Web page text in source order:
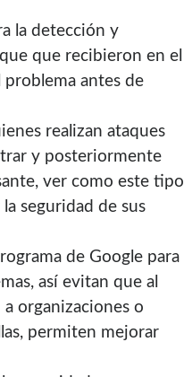
la detección y
que recibieron en el
antes de
realizan ataques
y posteriormente
ver como este tipo
seguridad de sus
de Google para
así evitan que al
organizaciones o
permiten mejorar